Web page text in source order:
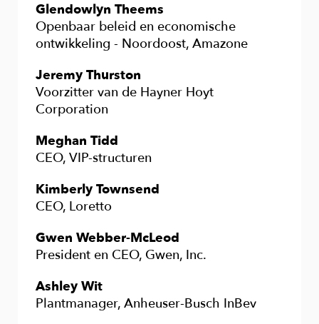
Glendowlyn Theems
Openbaar beleid en economische
ontwikkeling - Noordoost, Amazone
Jeremy Thurston
Voorzitter van de Hayner Hoyt
Corporation
Meghan Tidd
CEO, VIP-structuren
Kimberly Townsend
CEO, Loretto
Gwen Webber-McLeod
President en CEO, Gwen, Inc.
Ashley Wit
Plantmanager, Anheuser-Busch InBev